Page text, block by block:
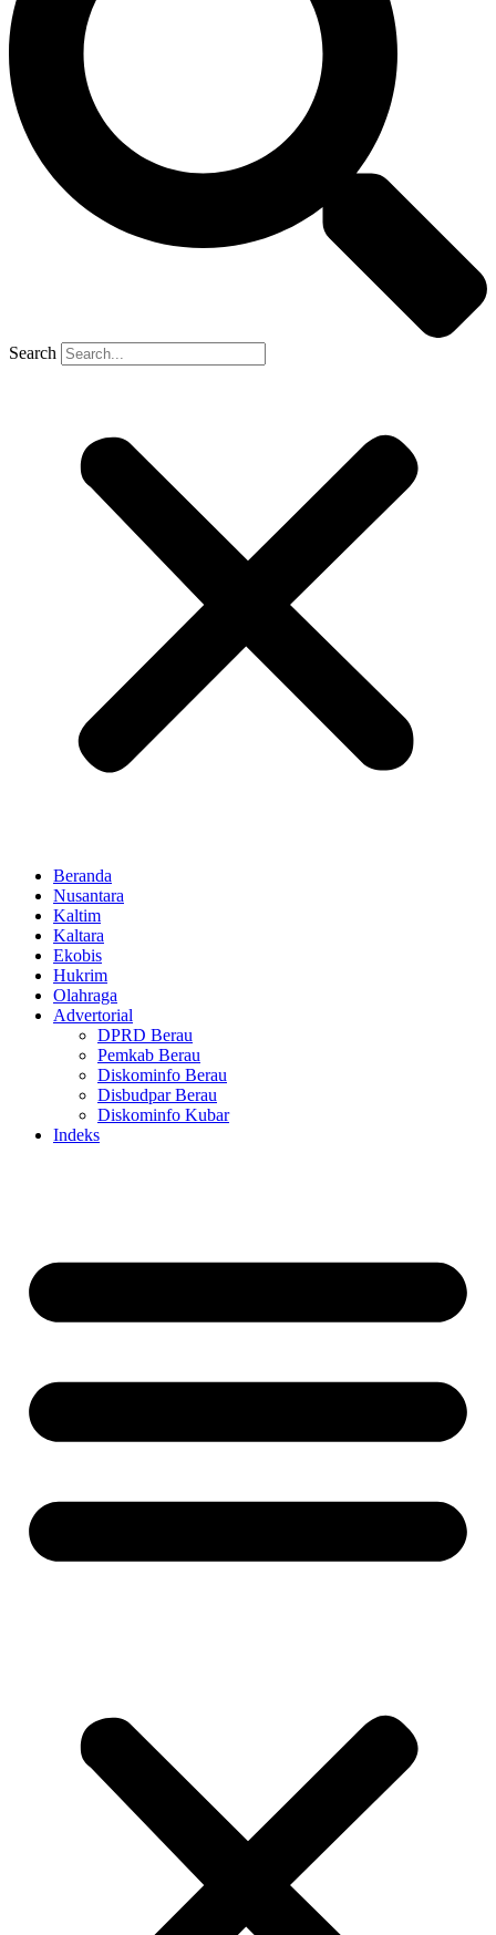
Search
Beranda
Nusantara
Kaltim
Kaltara
Ekobis
Hukrim
Olahraga
Advertorial
DPRD Berau
Pemkab Berau
Diskominfo Berau
Disbudpar Berau
Diskominfo Kubar
Indeks